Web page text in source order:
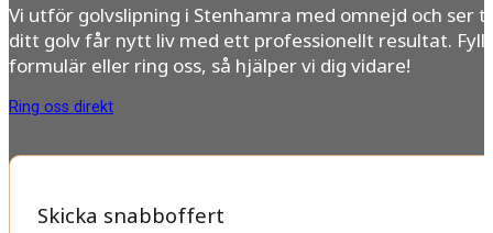
Vi utför golvslipning i Stenhamra med omnejd och ser
ditt golv får nytt liv med ett professionellt resultat. Fyll
formulär eller ring oss, så hjälper vi dig vidare!
Ring oss direkt
Skicka snabboffert